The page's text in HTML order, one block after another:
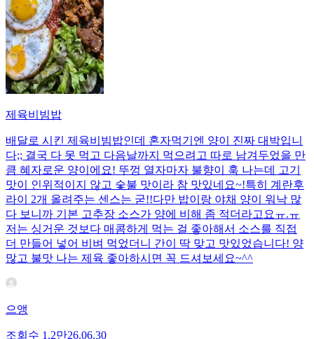
제육비빔밥
배달로 시킨 제육비빔밥인데 혼자먹기엔 양이 진짜 대박입니
다;; 결국 다 못 먹고 다음날까지 먹으려고 따로 남겨두었을 만
큼 혜자로운 양이에요! 뚜껑 열자마자 불향이 훅 나는데 고기
맛이 인위적이지 않고 숯불 맛이라 참 맛있네요~!특히 계란후
라이 2개 올려주는 센스는 굳!! ​다만 밥이랑 야채 양이 워낙 많
다 보니까 기본 고추장 소스가 양에 비해 좀 적더라고요ㅠ.ㅠ
저는 싱거운 것보다 매콤하게 먹는 걸 좋아해서 소스를 직접
더 만들어 넣어 비벼 먹었더니 간이 딱 맞고 맛있었습니다! 양
많고 불맛 나는 제육 좋아하시면 꼭 드셔보세요~^^
으앵
조회수 1.2만26.06.30